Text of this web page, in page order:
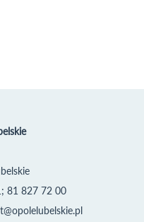
81 827 72 00